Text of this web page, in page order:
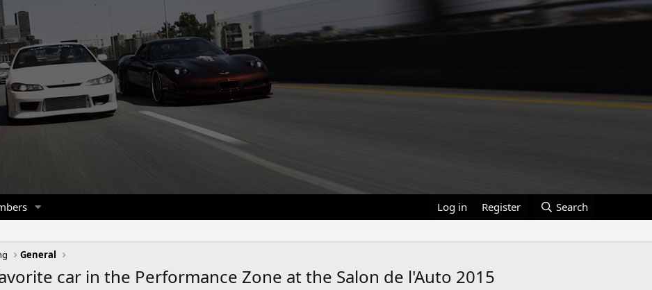
Log in Register Search
General
car in the Performance Zone at the Salon de l'Auto 2015